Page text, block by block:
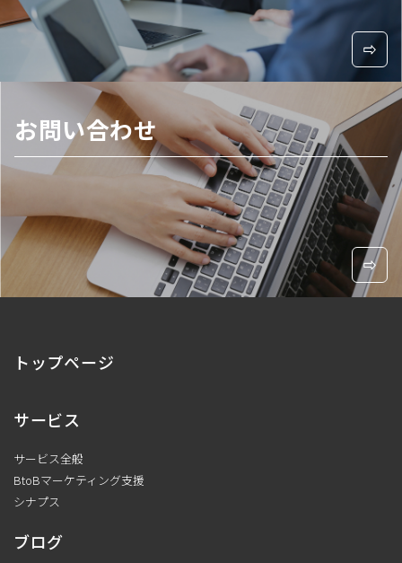
お問い合わせ
トップページ
サービス
サービス全般
BtoBマーケティング支援
シナプス
ブログ